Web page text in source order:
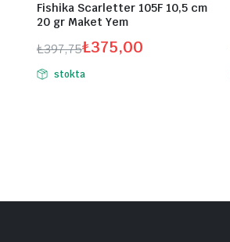
Fishika Scarletter 105F 10,5 cm
20 gr Maket Yem
₺397,75
Orijinal
fiyat:
₺375,00
Şu
andaki
stokta